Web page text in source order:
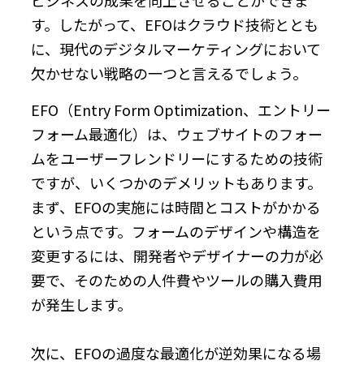
す。したがって、EFOはクラウド技術ととも
に、現代のデジタルマーケティングにおいて
欠かせない戦略の一つと言えるでしょう。
EFO（Entry Form Optimization、エントリー
フォーム最適化）は、ウェブサイトのフォー
ムをユーザーフレンドリーにするための技術
ですが、いくつかのデメリットもあります。
まず、EFOの実施には時間とコストがかかる
という点です。フォームのデザインや構造を
変更するには、開発者やデザイナーの力が必
要で、そのための人件費やツールの購入費用
が発生します。
次に、EFOの過度な最適化が逆効果になる場